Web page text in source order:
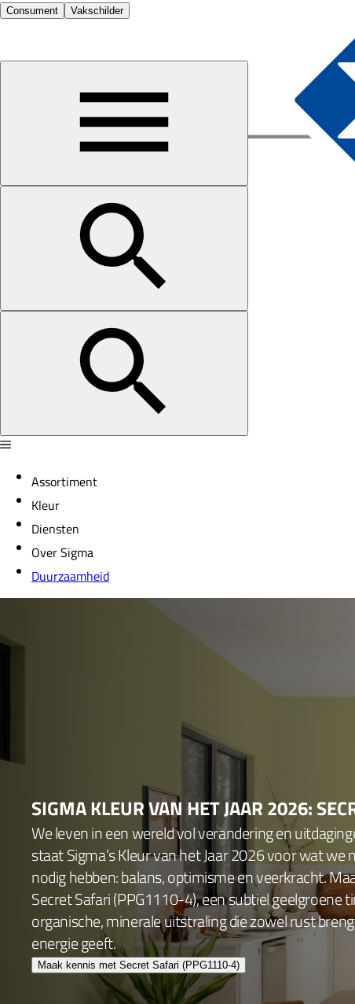
Consument Vakschilder
Assortiment
Kleur
Diensten
Over Sigma
Duurzaamheid
SIGMA KLEUR VAN HET JAAR 2026:
We leven in een wereld vol verandering en
staat Sigma’s Kleur van het Jaar 2026 voor wat we
nodig hebben: balans, optimisme en veerkracht.
Secret Safari (PPG1110-4), een subtiel geelgroene
organische, minerale uitstraling die zowel rust
energie geeft.
Maak kennis met Secret Safari (PPG1110-4)